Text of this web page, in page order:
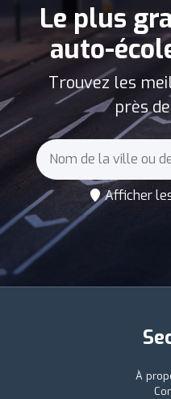
Le plus
auto-
Trouvez les
près
Afficher
À